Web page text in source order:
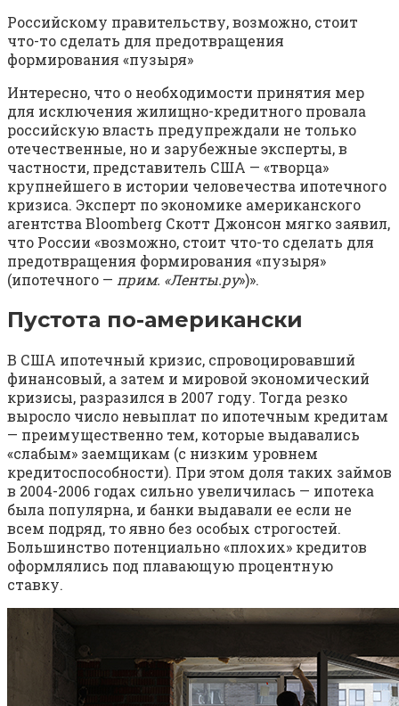
Российскому правительству, возможно, стоит
что-то сделать для предотвращения
формирования «пузыря»
Интересно, что о необходимости принятия мер
для исключения жилищно-кредитного провала
российскую власть предупреждали не только
отечественные, но и зарубежные эксперты, в
частности, представитель США — «творца»
крупнейшего в истории человечества ипотечного
кризиса. Эксперт по экономике американского
агентства Bloomberg Скотт Джонсон мягко заявил,
что России «возможно, стоит что-то сделать для
предотвращения формирования «пузыря»
(ипотечного — прим. «Ленты.ру»)».
Пустота по-американски
В США ипотечный кризис, спровоцировавший
финансовый, а затем и мировой экономический
кризисы, разразился в 2007 году. Тогда резко
выросло число невыплат по ипотечным кредитам
— преимущественно тем, которые выдавались
«слабым» заемщикам (с низким уровнем
кредитоспособности). При этом доля таких займов
в 2004-2006 годах сильно увеличилась — ипотека
была популярна, и банки выдавали ее если не
всем подряд, то явно без особых строгостей.
Большинство потенциально «плохих» кредитов
оформлялись под плавающую процентную
ставку.